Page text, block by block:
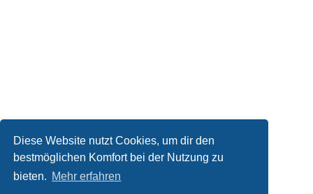
Diese Website nutzt Cookies, um dir den
bestmöglichen Komfort bei der Nutzung zu
bieten. Mehr erfahren